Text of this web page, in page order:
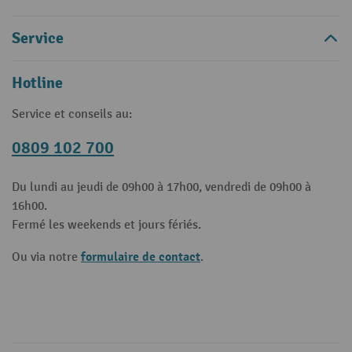
Service
Hotline
Service et conseils au:
0809 102 700
Du lundi au jeudi de 09h00 à 17h00, vendredi de 09h00 à
16h00.
Fermé les weekends et jours fériés.
Ou via notre formulaire de contact.